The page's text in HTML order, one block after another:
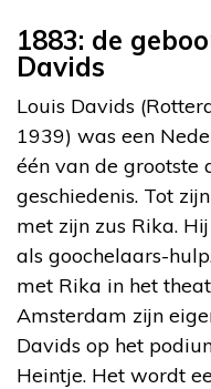
1883: de
Davids
Louis Davids
1939) was een
één van de grootste
geschiedenis. Tot
met zijn zus Rika.
als goochelaars-
met Rika in het
Amsterdam zijn
Davids op het
Heintje. Het wordt